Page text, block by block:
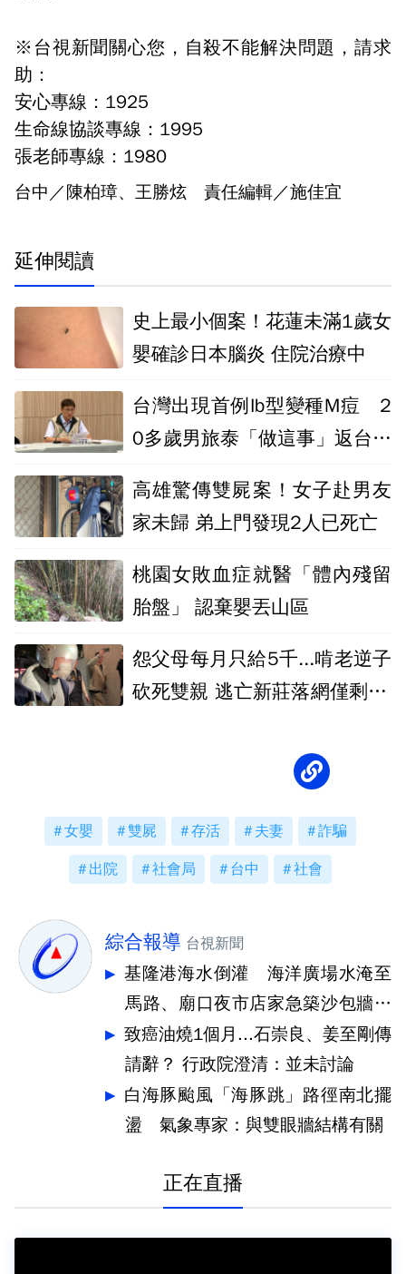
※台視新聞關心您，自殺不能解決問題，請求
助：
安心專線：1925
生命線協談專線：1995
張老師專線：1980
台中／陳柏璋、王勝炫 責任編輯／施佳宜
延伸閱讀
史上最小個案！花蓮未滿1歲女
嬰確診日本腦炎 住院治療中
台灣出現首例Ib型變種M痘 2
0多歲男旅泰「做這事」返台確
高雄驚傳雙屍案！女子赴男友
家未歸 弟上門發現2人已死亡
桃園女敗血症就醫「體內殘留
胎盤」 認棄嬰丟山區
怨父母每月只給5千...啃老逆子
砍死雙親 逃亡新莊落網僅剩58
女嬰 雙屍 存活 夫妻 詐騙
出院 社會局 台中 社會
綜合報導 台視新聞
基隆港海水倒灌 海洋廣場水淹至
馬路、廟口夜市店家急築沙包牆擋
水
致癌油燒1個月...石崇良、姜至剛傳
請辭？ 行政院澄清：並未討論
白海豚颱風「海豚跳」路徑南北擺
盪 氣象專家：與雙眼牆結構有關
正在直播